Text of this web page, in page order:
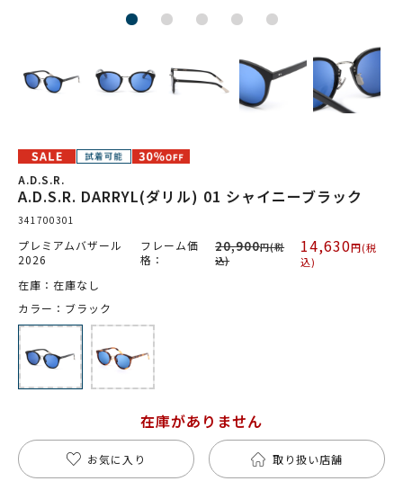
A.D.S.R.
A.D.S.R. DARRYL(ダリル) 01 シャイニーブラック
341700301
プレミアムバザール
2026
フレーム価
格：
20,900円(税
込)
14,630円(税
込)
在庫：在庫なし
カラー：ブラック
在庫がありません
お気に入り 取り扱い店舗